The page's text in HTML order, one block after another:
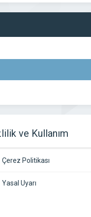
ve Kullanım
Çerez Politikası
Yasal Uyarı